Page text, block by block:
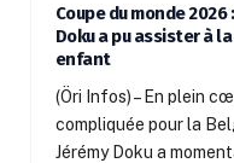
Coupe du monde
Doku a pu assister à
enfant
(Öri Infos) – En plein
compliquée pour la
Jérémy Doku a